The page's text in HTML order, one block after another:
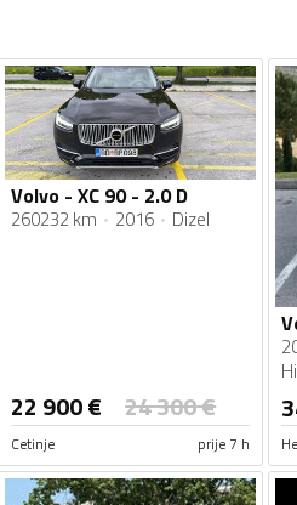
Volvo - XC 90 - 2.0 D
260232 km 2016 Dizel
22 900€ 24 300€
Cetinje prije 7 h